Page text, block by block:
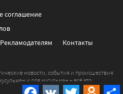
Facebook
VK Twitter
соглашение
Рекламодателям Контакты
новости, события и происшествия
и для мусульман – всё это